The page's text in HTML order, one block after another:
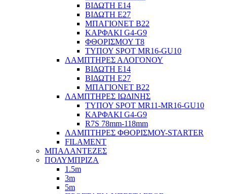
ΒΙΔΩΤΗ Ε14
ΒΙΔΩΤΗ Ε27
ΜΠΑΓΙΟΝΕΤ Β22
ΚΑΡΦΑΚΙ G4-G9
ΦΘΟΡΙΣΜΟΥ Τ8
ΤΥΠΟΥ SPOT MR16-GU10
ΛΑΜΠΤΗΡΕΣ ΑΛΟΓΟΝΟΥ
ΒΙΔΩΤΗ Ε14
ΒΙΔΩΤΗ Ε27
ΜΠΑΓΙΟΝΕΤ Β22
ΛΑΜΠΤΗΡΕΣ ΙΩΔΙΝΗΣ
ΤΥΠΟΥ SPOT MR11-MR16-GU10
ΚΑΡΦΑΚΙ G4-G9
R7S 78mm-118mm
ΛΑΜΠΤΗΡΕΣ ΦΘΟΡΙΣΜΟΥ-STARTER
FILAMENT
ΜΠΑΛΑΝΤΕΖΕΣ
ΠΟΛΥΜΠΡΙΖΑ
1.5m
3m
5m